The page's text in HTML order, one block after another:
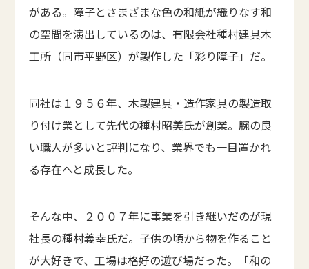
がある。障子とさまざまな色の和紙が織りなす和
の空間を演出しているのは、有限会社種村建具木
工所（同市平野区）が製作した「彩り障子」だ。
同社は１９５６年、木製建具・造作家具の製造取
り付け業として先代の種村昭美氏が創業。腕の良
い職人が多いと評判になり、業界でも一目置かれ
る存在へと成長した。
そんな中、２００７年に事業を引き継いだのが現
社長の種村義幸氏だ。子供の頃から物を作ること
が大好きで、工場は格好の遊び場だった。「和の